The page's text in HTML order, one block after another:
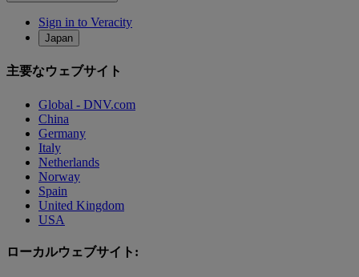
Sign in to Veracity
Japan
主要なウェブサイト
Global - DNV.com
China
Germany
Italy
Netherlands
Norway
Spain
United Kingdom
USA
ローカルウェブサイト: